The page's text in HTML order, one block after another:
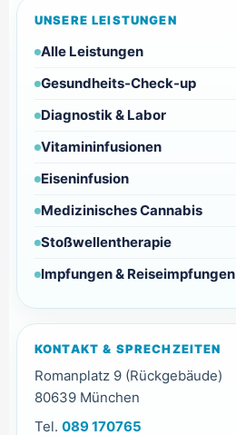
UNSERE LEISTUNGEN
Alle Leistungen
Gesundheits-Check-up
Diagnostik & Labor
Vitamininfusionen
Eiseninfusion
Medizinisches Cannabis
Stoßwellentherapie
Impfungen & Reiseimpfungen
KONTAKT & SPRECHZEITEN
Romanplatz 9 (Rückgebäude)
80639 München
Tel. 089 170765